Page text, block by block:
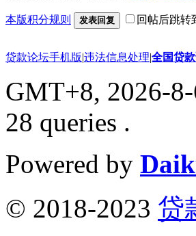
本版积分规则 发表回复 回帖后跳转
贷款论坛手机版|违法信息处理|全国贷
GMT+8, 2026-
28 queries .
Powered by
© 2018-2023 贷